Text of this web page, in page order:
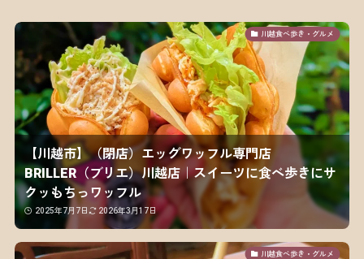
川越食べ歩き・グルメ
【川越市】（閉店）エッグワッフル専門店
BRILLER（ブリエ）川越店｜スイーツに食べ歩きにサ
クッもちっワッフル
2025年7月7日 2026年3月17日
川越食べ歩き・グルメ